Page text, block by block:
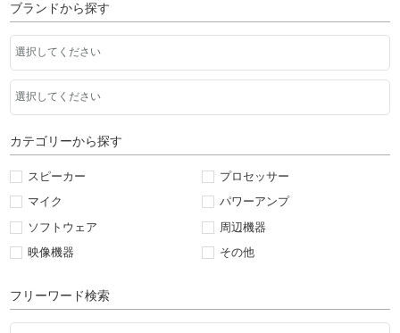
ブランドから探す
カテゴリーから探す
スピーカー
プロセッサー
マイク
パワーアンプ
ソフトウェア
周辺機器
映像機器
その他
フリーワード検索